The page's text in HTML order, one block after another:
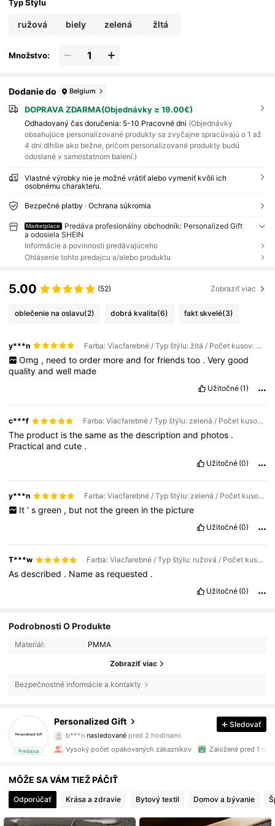
Typ Štýlu
ružová biely zelená žltá
Množstvo:
Dodanie do Belgium
DOPRAVA ZDARMA(Objednávky ≥ 19.00€)
​Odhadovaný čas doručenia: 5-10 Pracovné dni (Objednávky
obsahujúce personalizované produkty sa zvyčajne spracúvajú o 1 až
4 dni dlhšie ako bežne, pričom personalizované produkty budú
odoslané v samostatnom balení.)
Vlastné výrobky nie je možné vrátiť alebo vymeniť kvôli ich
osobnému charakteru.
Bezpečné platby · Ochrana súkromia
Marketplace
Predáva profesionálny obchodník: Personalized Gift
a odosiela SHEIN
Informácie a povinnosti predávajúceho
Ohlásenie tohto predajcu a/alebo produktu
5.00 (52) Zobraziť viac
oblečenie na oslavu(2) dobrá kvalita(6) fakt skvelé(3)
y***n Farba: Viacfarebné / Typ štýlu: žltá / Počet kusov: 7 písmen
Omg , need to order more and for friends too . Very good
qualityandwell made
Užitočné (1)
c***f Farba: Viacfarebné / Typ štýlu: zelená / Počet kusov: 6 písmen
The product isthesameasthedescriptionand photos .
Practicalandcute .
Užitočné (0)
y***n Farba: Viacfarebné / Typ štýlu: zelená / Počet kusov: 9 písmen
It ’ s green , but not the green in the picture
Užitočné (0)
T***w Farba: Viacfarebné / Typ štýlu: ružová / Počet kusov: 5 písmen
Asdescribed . Nameas requested .
Užitočné (0)
Podrobnosti O Produkte
Materiál: PMMA
Zobraziť viac
Bezpečnostné informácie a kontakty
Predajca
Personalized Gift
b***n nasledované
C***e prezerá
4.91
43K Sledovatelia
4.91 43K Sledovatelia
4.91 43K Sledovatelia
Sledovať
Vysoký počet opakovaných zákazníkov Založené pred 1
MÔŽE SA VÁM TIEŽ PÁČIŤ
Odporúčať Krása a zdravie Bytový textil Domov a bývanie